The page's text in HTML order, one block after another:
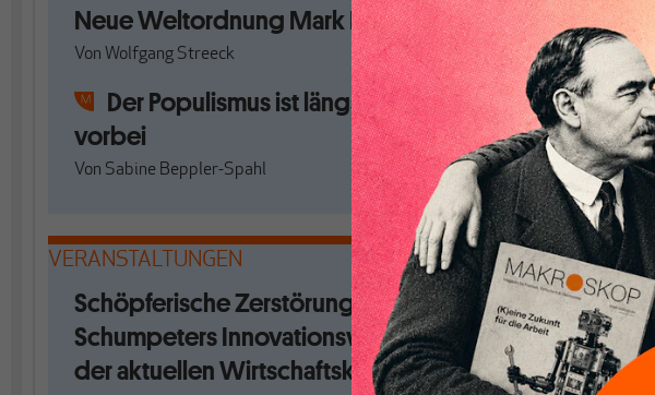
Neue Weltordnung Mark II
Von Wolfgang Streeck
Der Populismus ist längst nicht
vorbei
Von Sabine Beppler-Spahl
VERANSTALTUNGEN
Schöpferische Zerstörung. Mit
Schumpeters Innovationswellen aus
der aktuellen Wirtschaftskrise?
DIW-
Die
zahlreicher
von 0,4 %
Im 1.
gegenüber
(revidiert -
Wirtschaft
privaten und